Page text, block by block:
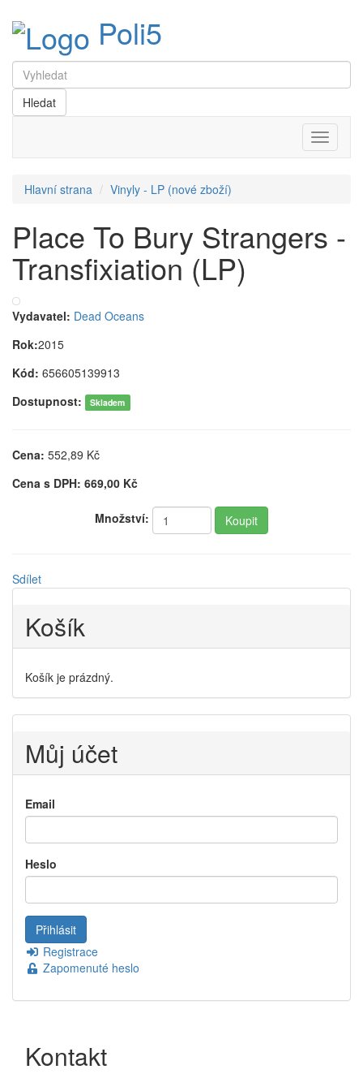
Poli5
Menu
Hlavní strana Vinyly - LP (nové zboží)
Place To Bury Strangers -
Transfixiation (LP)
Vydavatel: Dead Oceans
Rok:2015
Kód: 656605139913
Dostupnost:
Skladem
Cena: 552,89 Kč
Cena s DPH: 669,00 Kč
Množství:
Sdílet
Košík
Košík je prázdný.
Můj účet
Email
Heslo
Registrace
Zapomenuté heslo
Kontakt